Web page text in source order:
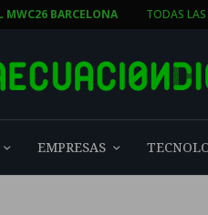
MWC26 BARCELONA TODAS
EMPRESAS